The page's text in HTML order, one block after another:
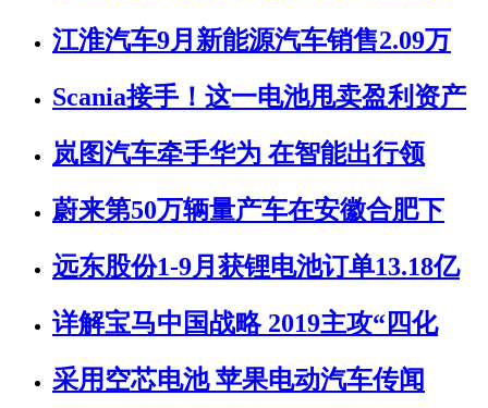
江淮汽车9月新能源汽车销售2.09万
Scania接手！这一电池甩卖盈利资产
岚图汽车牵手华为 在智能出行领
蔚来第50万辆量产车在安徽合肥下
远东股份1-9月获锂电池订单13.18亿
详解宝马中国战略 2019主攻“四化
采用空芯电池 苹果电动汽车传闻